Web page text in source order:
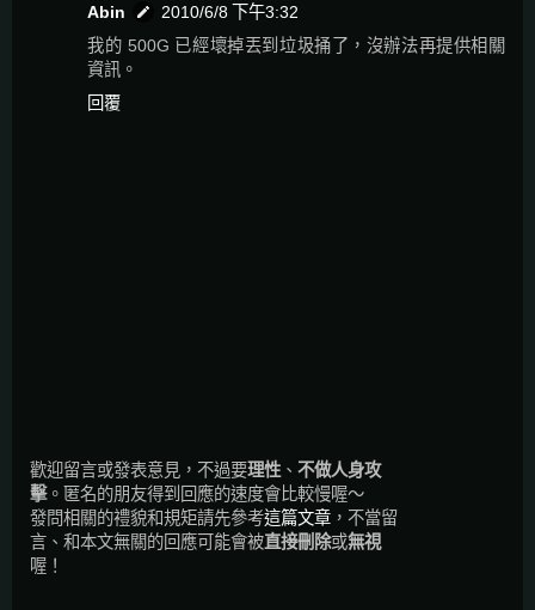
Abin
2010/6/8 下午3:32
我的 500G 已經壞掉丟到垃圾捅了，沒辦法再提供相關
資訊。
回覆
歡迎留言或發表意見，不過要理性、 不做人身攻
擊。匿名的朋友得到回應的速度會比較慢喔～
發問相關的禮貌和規矩請先參考這篇文章 ，不當留
言、和本文無關的回應可能會被直接刪除或無視
喔！